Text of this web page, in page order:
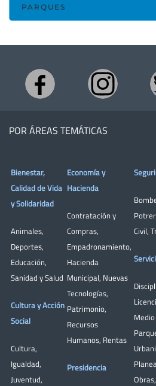
PARQUES
POR ÁREAS TEMÁTICAS
Bienestar,
Calidad de Vida
y Solidaridad
Animales,
Deportes,
Educación,
Sanidad y Salud
Cultura y Acción
Social
Cultura,
Igualdad,
Juventud,
Economía y
Hacienda
Contratación y
Compras,
Empadronamiento,
Hacienda
Municipal, Nuevas
Tecnologías,
Patrimonio,
Recursos
Humanos, Rentas
Presidencia
Civil,
Obras,